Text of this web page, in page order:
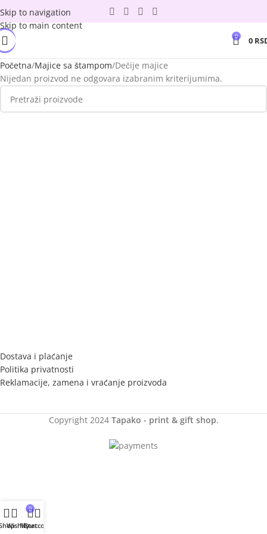
Skip to navigation
Skip to main content
0 0
Početna Majice sa štampom Dečije majice
Nijedan proizvod ne odgovara izabranim kriterijumima.
Dostava i plaćanje
Politika privatnosti
Reklamacije, zamena i vraćanje proizvoda
Copyright 2024 Tapako - print & gift shop.
Wishlist
0
Cart
My account